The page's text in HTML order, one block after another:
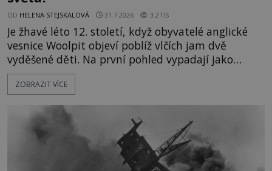
OD HELENA STEJSKALOVÁ 31.7.2026 3.2TIS
Je žhavé léto 12. století, když obyvatelé anglické
vesnice Woolpit objeví poblíž vlčích jam dvě
vyděšené děti. Na první pohled vypadají jako
každé jiné, až na jednu děsivou výjimku. Jejich
kůže má nazelenalý odstín, mluví
kromě syrových bobů. Příběh se rychle stává
jednou z největších záhad středověké Anglie a ani
po téměř devíti stech letech není
ZOBRAZIT VÍCE